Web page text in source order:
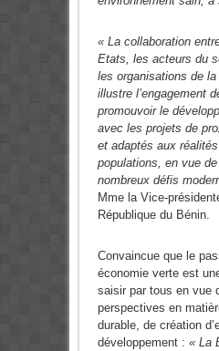
« La collaboration
Etats, les acteurs du
les organisations de
illustre l’engagement
promouvoir le
avec les projets de
et adaptés aux
populations, en vue
nombreux défis
Mme la Vice-
République du Bénin.
Convaincue que le
économie verte est
saisir par tous en vue
perspectives en
durable, de création
développement : « La